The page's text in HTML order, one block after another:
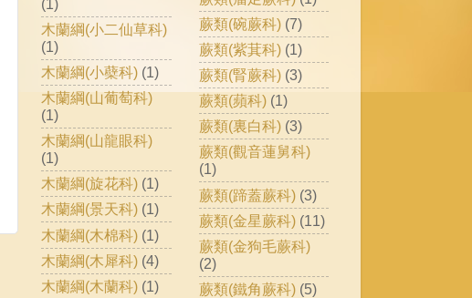
(1)
木蘭綱(小二仙草科)
(1)
木蘭綱(小蘗科) (1)
木蘭綱(山葡萄科)
(1)
木蘭綱(山龍眼科)
(1)
木蘭綱(旋花科) (1)
木蘭綱(景天科) (1)
木蘭綱(木棉科) (1)
木蘭綱(木犀科) (4)
木蘭綱(木蘭科) (1)
蕨類(碗蕨科) (7)
蕨類(紫萁科) (1)
蕨類(腎蕨科) (3)
蕨類(蘋科) (1)
蕨類(裏白科) (3)
蕨類(觀音蓮舅科)
(1)
蕨類(蹄蓋蕨科) (3)
蕨類(金星蕨科) (11)
蕨類(金狗毛蕨科)
(2)
蕨類(鐵角蕨科) (5)